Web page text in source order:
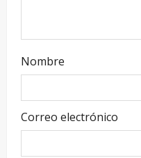
Nombre
Correo electrónico